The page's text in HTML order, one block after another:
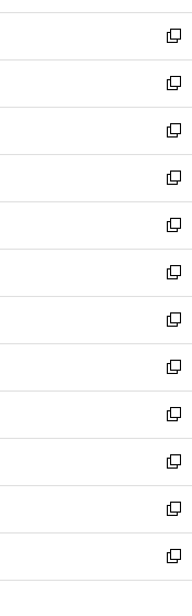
開
く
ウ
で
開
く
ン
ド
ウ
で
開
く
ウ
ィ
ン
ド
ウ
で
開
く
新
し
い
ウ
ィ
ン
ド
ウ
で
開
く
新
し
い
ウ
ィ
ン
ド
ウ
で
開
く
新
し
い
ウ
ィ
ン
ド
ウ
で
開
く
新
し
い
ウ
ィ
ン
ド
ウ
で
開
く
新
し
い
ウ
ィ
ン
ド
ウ
で
開
く
新
し
い
ウ
ィ
ン
ド
ウ
で
開
く
新
し
い
ウ
ィ
ン
ド
ウ
で
開
く
新
し
い
ウ
ィ
ン
ド
ウ
で
開
新
し
い
ウ
ィ
ン
ド
ウ
新
し
い
ウ
ィ
ン
新
し
い
ウ
新
し